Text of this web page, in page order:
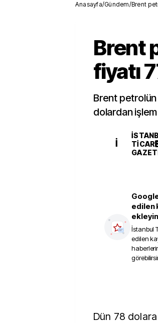
Anasayfa/Gündem/Brent
Brent
fiyatı
Brent petrolün
dolardan
İ
edilen
ekleyin
İstanbul
edilen
Dün 78